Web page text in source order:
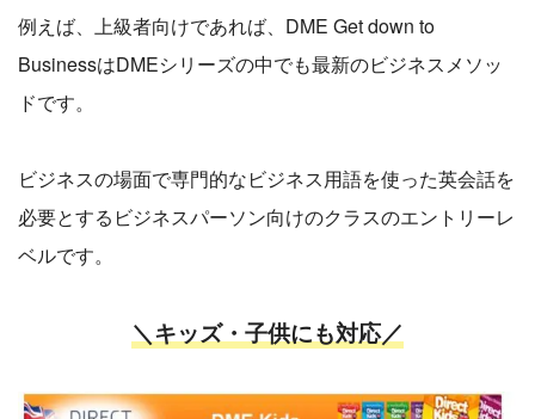
例えば、上級者向けであれば、DME Get down to
BusinessはDMEシリーズの中でも最新のビジネスメソッ
ドです。
ビジネスの場面で専門的なビジネス用語を使った英会話を
必要とするビジネスパーソン向けのクラスのエントリーレ
ベルです。
＼キッズ・子供にも対応／